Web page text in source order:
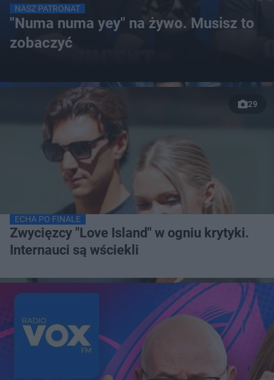
NASZ PATRONAT
"Numa numa yey" na żywo. Musisz to
zobaczyć
29
ECHA PO FINALE
Zwycięzcy "Love Island" w ogniu krytyki.
Internauci są wściekli